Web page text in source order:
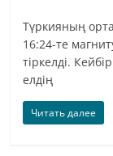
Түркияның
16:24-те
тіркелді.
елдің
Читать далее